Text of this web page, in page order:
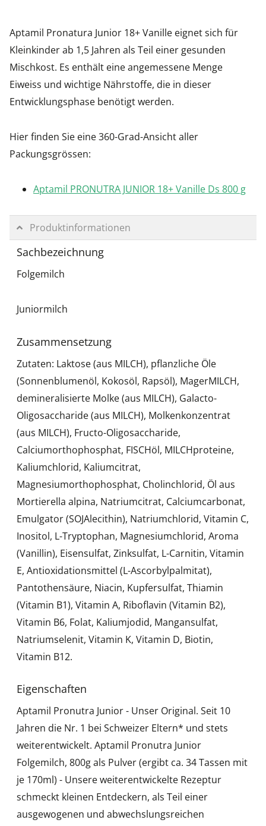
Aptamil Pronatura Junior 18+ Vanille eignet sich für
Kleinkinder ab 1,5 Jahren als Teil einer gesunden
Mischkost. Es enthält eine angemessene Menge
Eiweiss und wichtige Nährstoffe, die in dieser
Entwicklungsphase benötigt werden.
Hier finden Sie eine 360-Grad-Ansicht aller
Packungsgrössen:
Aptamil PRONUTRA JUNIOR 18+ Vanille Ds 800 g
Produktinformationen
Sachbezeichnung
Folgemilch
Juniormilch
Zusammensetzung
Zutaten: Laktose (aus MILCH), pflanzliche Öle
(Sonnenblumenöl, Kokosöl, Rapsöl), MagerMILCH,
demineralisierte Molke (aus MILCH), Galacto-
Oligosaccharide (aus MILCH), Molkenkonzentrat
(aus MILCH), Fructo-Oligosaccharide,
Calciumorthophosphat, FISCHöl, MILCHproteine,
Kaliumchlorid, Kaliumcitrat,
Magnesiumorthophosphat, Cholinchlorid, Öl aus
Mortierella alpina, Natriumcitrat, Calciumcarbonat,
Emulgator (SOJAlecithin), Natriumchlorid, Vitamin C,
Inositol, L-Tryptophan, Magnesiumchlorid, Aroma
(Vanillin), Eisensulfat, Zinksulfat, L-Carnitin, Vitamin
E, Antioxidationsmittel (L-Ascorbylpalmitat),
Pantothensäure, Niacin, Kupfersulfat, Thiamin
(Vitamin B1), Vitamin A, Riboflavin (Vitamin B2),
Vitamin B6, Folat, Kaliumjodid, Mangansulfat,
Natriumselenit, Vitamin K, Vitamin D, Biotin,
Vitamin B12.
Eigenschaften
Aptamil Pronutra Junior - Unser Original. Seit 10
Jahren die Nr. 1 bei Schweizer Eltern* und stets
weiterentwickelt. Aptamil Pronutra Junior
Folgemilch, 800g als Pulver (ergibt ca. 34 Tassen mit
je 170ml) - Unsere weiterentwickelte Rezeptur
schmeckt kleinen Entdeckern, als Teil einer
ausgewogenen und abwechslungsreichen